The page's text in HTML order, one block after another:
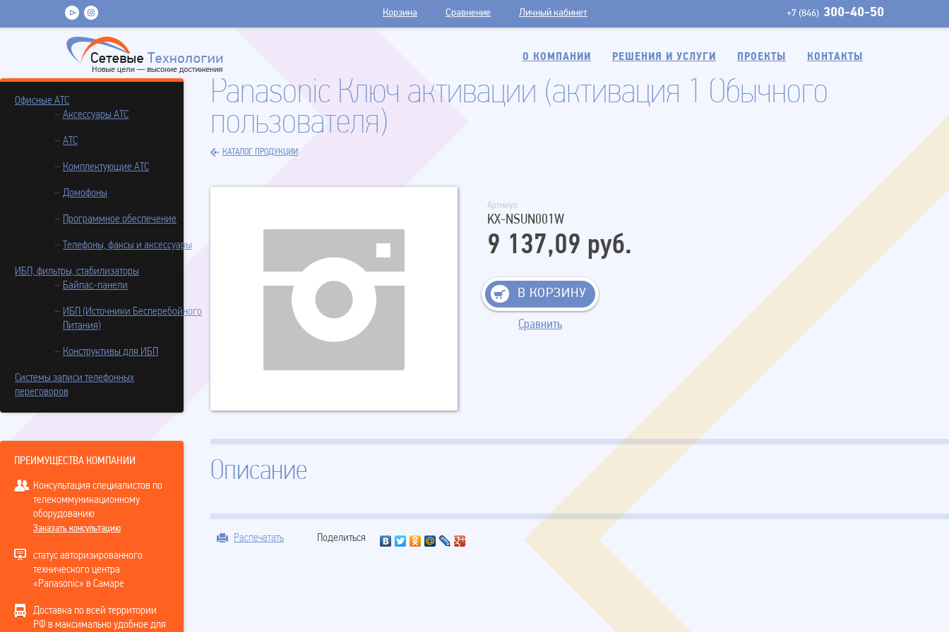
+7 (846) 300-40-50
Корзина Сравнение Личный кабинет
О КОМПАНИИ РЕШЕНИЯ И УСЛУГИ ПРОЕКТЫ КОНТАКТЫ
Офисные АТС
Аксессуары АТС
АТС
Комплектующие АТС
Домофоны
Программное обеспечение
Телефоны, факсы и аксессуары
ИБП, фильтры, стабилизаторы
Байпас-панели
ИБП (Источники Бесперебойного
Питания)
Конструктивы для ИБП
Системы записи телефонных
переговоров
ПРЕИМУЩЕСТВА КОМПАНИИ
Консультация специалистов по
телекоммуникационному
оборудованию
Заказать консультацию
статус авторизированного
технического центра
«Panasonic» в Самаре
Доставка по всей территории
РФ в максимально удобное для
Panasonic Ключ активации (активация 1 Обычного
пользователя)
КАТАЛОГ ПРОДУКЦИИ
Артикул
KX-NSUN001W
9 137,09 руб.
В КОРЗИНУ
Сравнить
Описание
Распечатать Поделиться